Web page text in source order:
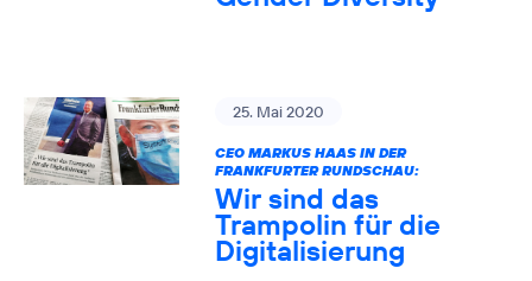
25. Mai 2020
CEO MARKUS HAAS IN DER
FRANKFURTER RUNDSCHAU:
Wir sind das
Trampolin für die
Digitalisierung